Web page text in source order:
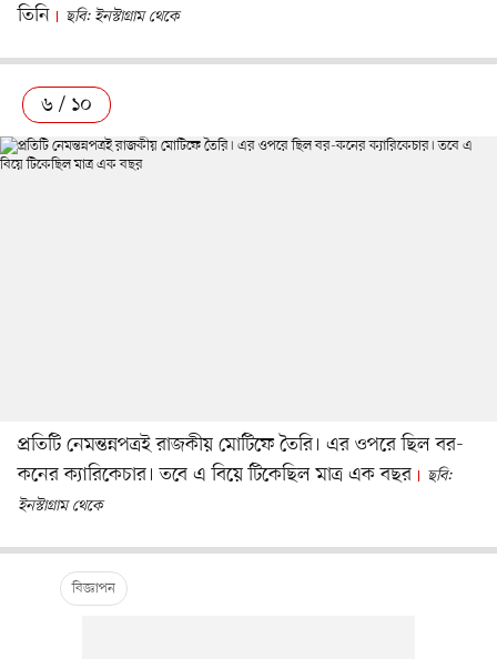
তিনি
ছবি: ইনস্টাগ্রাম থেকে
৬ / ১০
প্রতিটি নেমন্তন্নপত্রই রাজকীয় মোটিফে তৈরি। এর ওপরে ছিল বর-
কনের ক্যারিকেচার। তবে এ বিয়ে টিকেছিল মাত্র এক বছর
ছবি:
ইনস্টাগ্রাম থেকে